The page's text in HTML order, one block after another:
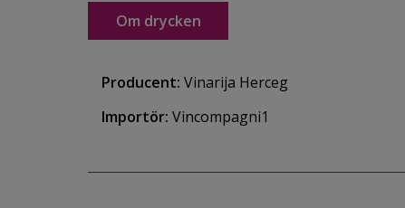
Om drycken
Producent: Vinarija Herceg
Importör: Vincompagni1